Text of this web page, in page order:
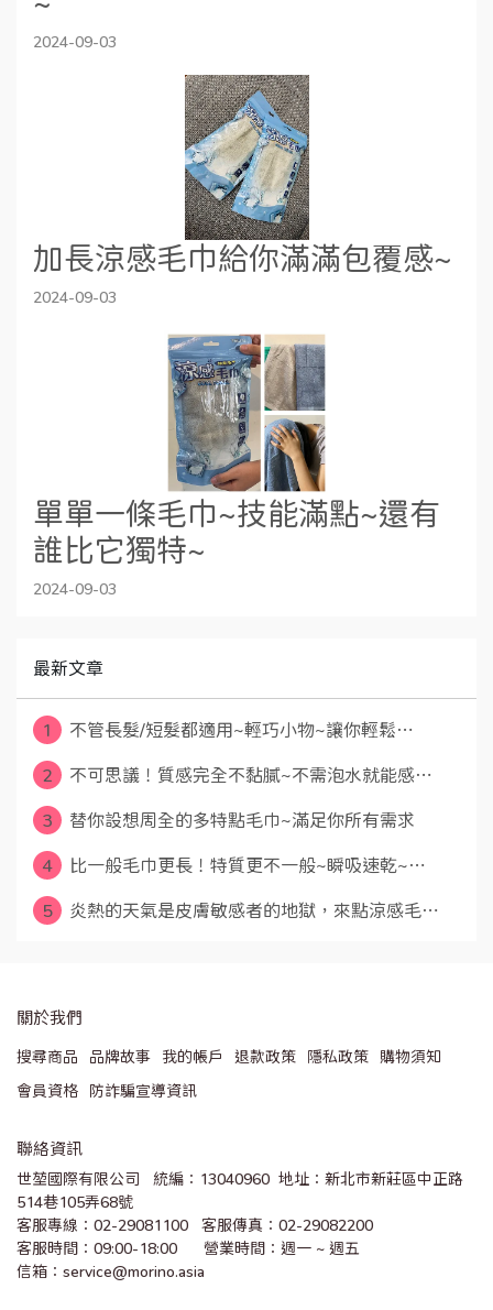
2024-09-03
加長涼感毛巾給你滿滿包覆感~
2024-09-03
單單一條毛巾~技能滿點~還有
誰比它獨特~
2024-09-03
最新文章
1 不管長髮/短髮都適用~輕巧小物~讓你輕鬆⋯
2 不可思議！質感完全不黏膩~不需泡水就能感⋯
3 替你設想周全的多特點毛巾~滿足你所有需求
4 比一般毛巾更長！特質更不一般~瞬吸速乾~⋯
5 炎熱的天氣是皮膚敏感者的地獄，來點涼感毛⋯
關於我們
搜尋商品 品牌故事 我的帳戶 退款政策 隱私政策
購物須知
會員資格
防詐騙宣導資訊
聯絡資訊
世堃國際有限公司   統編：13040960  地址：新北市新莊區中正路
514巷105弄68號
客服專線：02-29081100   客服傳真：02-29082200
客服時間：09:00-18:00      營業時間：週一 ~ 週五
信箱：service@morino.asia